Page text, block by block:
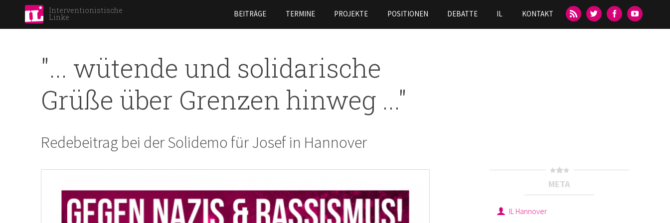
main
content
Interventionistische
Linke BEITRÄGE TERMINE PROJEKTE POSITIONEN DEBATTE IL KONTAKT
"... wütende und solidarische
Grüße über Grenzen hinweg ..."
Redebeitrag bei der Solidemo für Josef in Hannover
META
IL Hannover